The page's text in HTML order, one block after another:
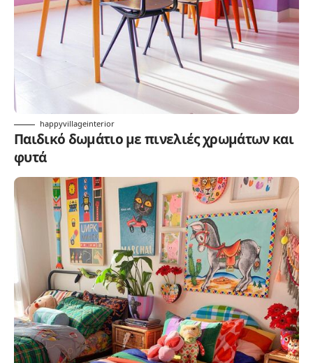
happyvillageinterior
Παιδικό δωμάτιο με πινελιές χρωμάτων και
φυτά